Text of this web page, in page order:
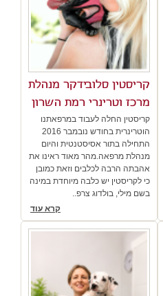
קריסטין סלובידקר מנהלת
מרכז וטרינרי רמת השרון
קריסטין החלה לעבוד במרפאתנו
הוטרינרית בחודש נובמבר 2016
התחילה בתור אסיסטנטית והיום
מנהלת מרפאה.מהר מאוד ראינו את
אהבתה הרבה לכלבים וזאת כמובן
כי לקריסטין יש כלבה מיוחדת במינה
בשם מילי, בולדוג צרפ..
קרא עוד